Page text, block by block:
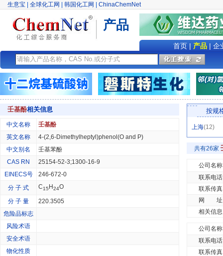
生意宝 全球化工网 韩国化工网 ChinaChemNet
产品
首页| 产品| 企
壬基酚相关信息
中文名称
壬基酚
英文名称
4-(2,6-Dimethylheptyl)phenol(O and P)
中文别名
壬基苯酚
CAS RN
25154-52-3;1300-16-9
EINECS号
246-672-0
分 子 式
C15 H24O
分 子 量
220.3505
危险品标志
风险术语
安全术语
物化性质
按规
上海(12)
共有26家
公司名称
联系电话
联系传真
网 址
相关信息
公司名称
联系电话
联系传真